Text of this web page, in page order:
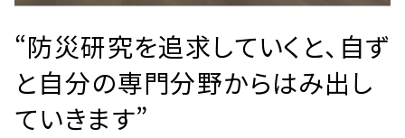
“防災研究を追求していくと、自ず
と自分の専門分野からはみ出し
ていきます”